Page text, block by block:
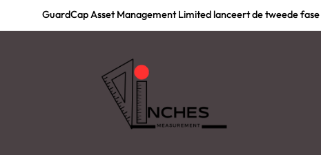
GuardCap Asset Management Limited lanceert de tweede
GuardCap Asset Management Limited lanceert de tweede